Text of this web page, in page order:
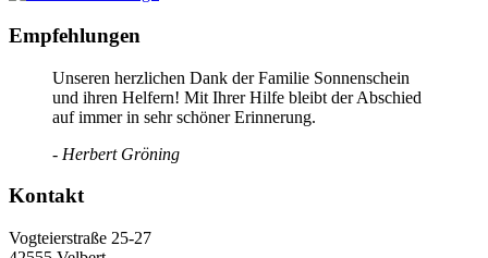
Empfehlungen
Unseren herzlichen Dank der Familie Sonnenschein
und ihren Helfern! Mit Ihrer Hilfe bleibt der Abschied
auf immer in sehr schöner Erinnerung.
- Herbert Gröning
Kontakt
Vogteierstraße 25-27